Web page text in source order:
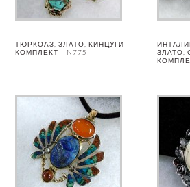
ТЮРКОАЗ, ЗЛАТО, КИНЦУГИ –
КОМПЛЕКТ – N775
ЗЛАТО,